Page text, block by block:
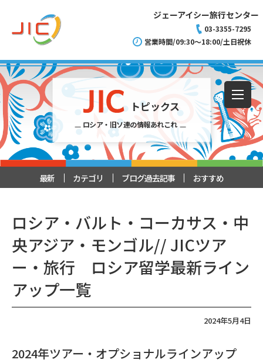
ジェーアイシー旅行センター
03-3355-7295
営業時間/09:30～18:00/土日祝休
トピックス
ロシア・旧ソ連の情報あれこれ
最新 カテゴリ ブログ過去記事 おすすめ
ロシア・バルト・コーカサス・中
央アジア・モンゴル// JICツア
ー・旅行 ロシア留学最新ライン
アップ一覧
2024年5月4日
2024年ツアー・オプショナルラインアップ